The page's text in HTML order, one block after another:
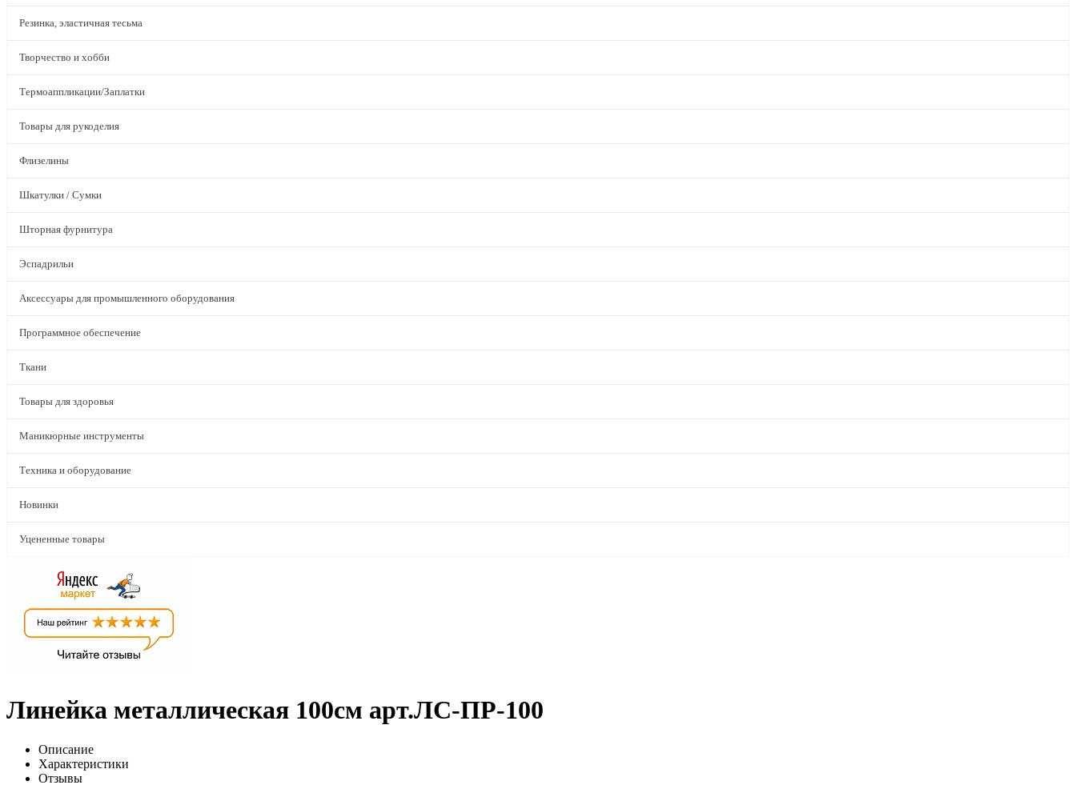
Резинка, эластичная тесьма
Творчество и хобби
Термоаппликации/Заплатки
Товары для рукоделия
Флизелины
Шкатулки / Сумки
Шторная фурнитура
Эспадрильи
Аксессуары для промышленного оборудования
Программное обеспечение
Ткани
Товары для здоровья
Маникюрные инструменты
Техника и оборудование
Новинки
Уцененные товары
Линейка металлическая 100см арт.ЛС-ПР-100
Описание
Характеристики
Отзывы